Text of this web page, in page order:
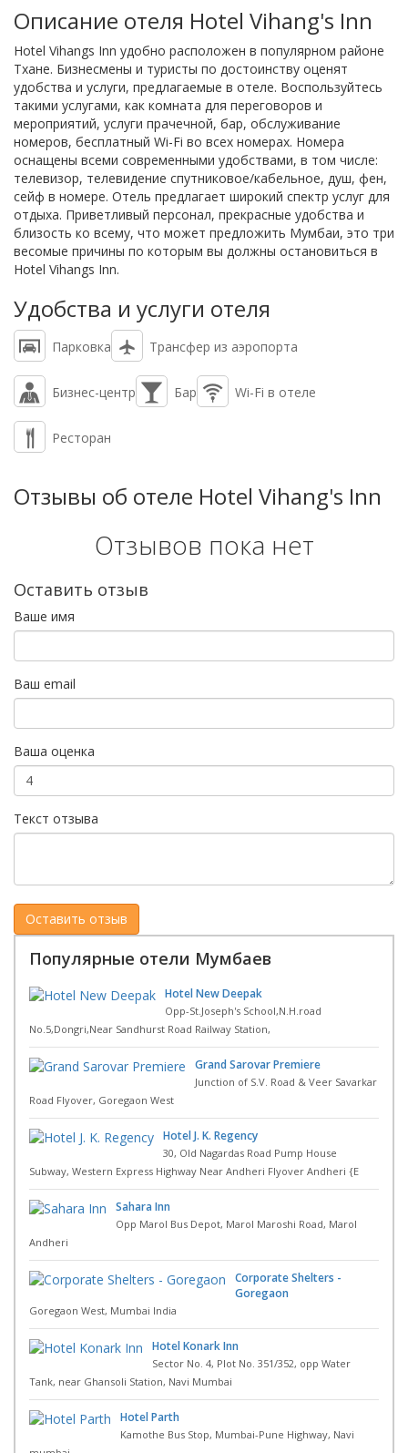
Описание отеля Hotel Vihang's Inn
Hotel Vihangs Inn удобно расположен в популярном районе
Тхане. Бизнесмены и туристы по достоинству оценят
удобства и услуги, предлагаемые в отеле. Воспользуйтесь
такими услугами, как комната для переговоров и
мероприятий, услуги прачечной, бар, обслуживание
номеров, бесплатный Wi-Fi во всех номерах. Номера
оснащены всеми современными удобствами, в том числе:
телевизор, телевидение спутниковое/кабельное, душ, фен,
сейф в номере. Отель предлагает широкий спектр услуг для
отдыха. Приветливый персонал, прекрасные удобства и
близость ко всему, что может предложить Мумбаи, это три
весомые причины по которым вы должны остановиться в
Hotel Vihangs Inn.
Удобства и услуги отеля
Парковка Трансфер из аэропорта
Бизнес-центр Бар Wi-Fi в отеле
Ресторан
Отзывы об отеле Hotel Vihang's Inn
Отзывов пока нет
Оставить отзыв
Ваше имя
Ваш email
Ваша оценка
Текст отзыва
Популярные отели Мумбаев
Hotel New Deepak
Opp-St.Joseph's School,N.H.road
No.5,Dongri,Near Sandhurst Road Railway Station,
Grand Sarovar Premiere
Junction of S.V. Road & Veer Savarkar
Road Flyover, Goregaon West
Hotel J. K. Regency
30, Old Nagardas Road Pump House
Subway, Western Express Highway Near Andheri Flyover Andheri {E
Sahara Inn
Opp Marol Bus Depot, Marol Maroshi Road, Marol
Andheri
Corporate Shelters -
Goregaon
Goregaon West, Mumbai India
Hotel Konark Inn
Sector No. 4, Plot No. 351/352, opp Water
Tank, near Ghansoli Station, Navi Mumbai
Hotel Parth
Kamothe Bus Stop, Mumbai-Pune Highway, Navi